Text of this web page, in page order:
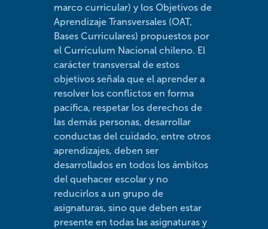
marco curricular) y los Objetivos de
Aprendizaje Transversales (OAT,
Bases Curriculares) propuestos por
el Currículum Nacional chileno. El
carácter transversal de estos
objetivos señala que el aprender a
resolver los conflictos en forma
pacífica, respetar los derechos de
las demás personas, desarrollar
conductas del cuidado, entre otros
aprendizajes, deben ser
desarrollados en todos los ámbitos
del quehacer escolar y no
reducirlos a un grupo de
asignaturas, sino que deben estar
presente en todas las asignaturas y